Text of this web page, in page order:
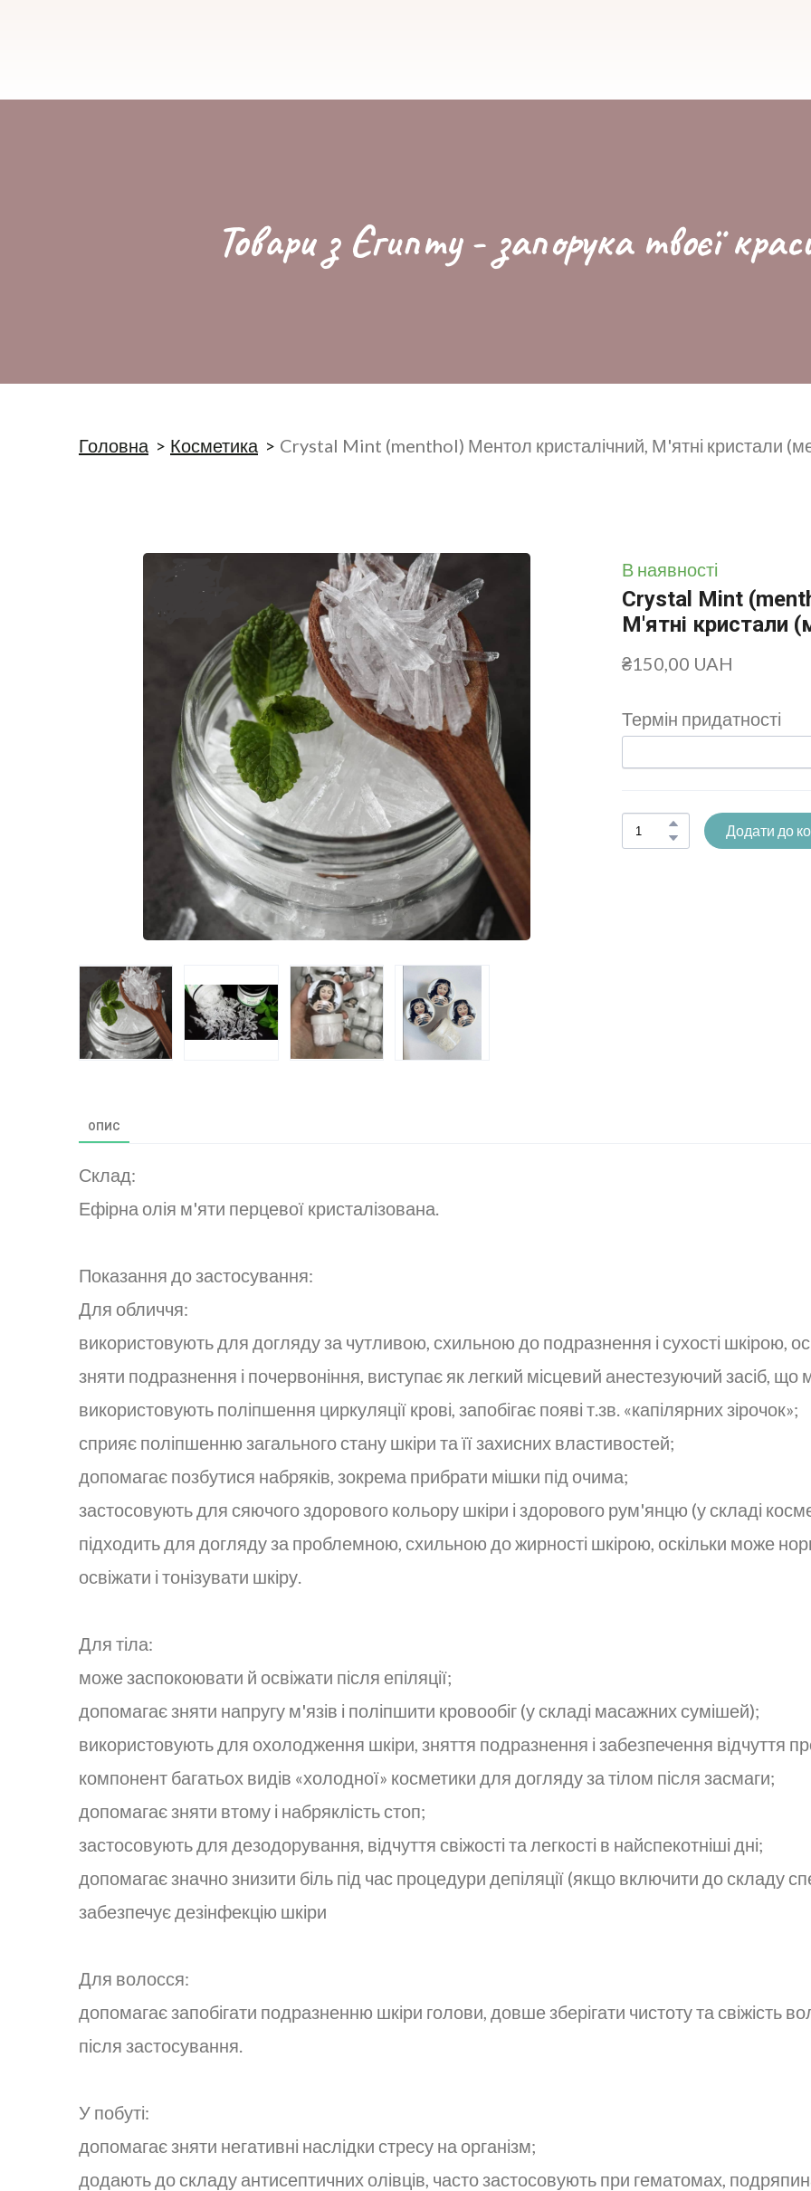
Товари з Єгипту - запорука твоєї
Головна Косметика Crystal Mint (menthol) Ментол кристалічний, М'ятні кристали
В наявності
Crystal Mint
М'ятні кристали
₴150,00 UAH
Термін придатності
Додати до
ОПИС
Склад:
Ефірна олія м'яти перцевої кристалізована.
Показання до застосування:
Для обличчя:
використовують для догляду за чутливою, схильною до подразнення і сухості шкірою,
зняти подразнення і почервоніння, виступає як легкий місцевий анестезуючий засіб,
використовують поліпшення циркуляції крові, запобігає появі т.зв. «капілярних зірочок»;
сприяє поліпшенню загального стану шкіри та її захисних властивостей;
допомагає позбутися набряків, зокрема прибрати мішки під очима;
застосовують для сяючого здорового кольору шкіри і здорового рум'янцю (у складі
підходить для догляду за проблемною, схильною до жирності шкірою, оскільки може
освіжати і тонізувати шкіру.
Для тіла:
може заспокоювати й освіжати після епіляції;
допомагає зняти напругу м'язів і поліпшити кровообіг (у складі масажних сумішей);
використовують для охолодження шкіри, зняття подразнення і забезпечення відчуття
компонент багатьох видів «холодної» косметики для догляду за тілом після засмаги;
допомагає зняти втому і набряклість стоп;
застосовують для дезодорування, відчуття свіжості та легкості в найспекотніші дні;
допомагає значно знизити біль під час процедури депіляції (якщо включити до складу
забезпечує дезінфекцію шкіри
Для волосся:
допомагає запобігати подразненню шкіри голови, довше зберігати чистоту та свіжість
після застосування.
У побуті:
допомагає зняти негативні наслідки стресу на організм;
додають до складу антисептичних олівців, часто застосовують при гематомах,